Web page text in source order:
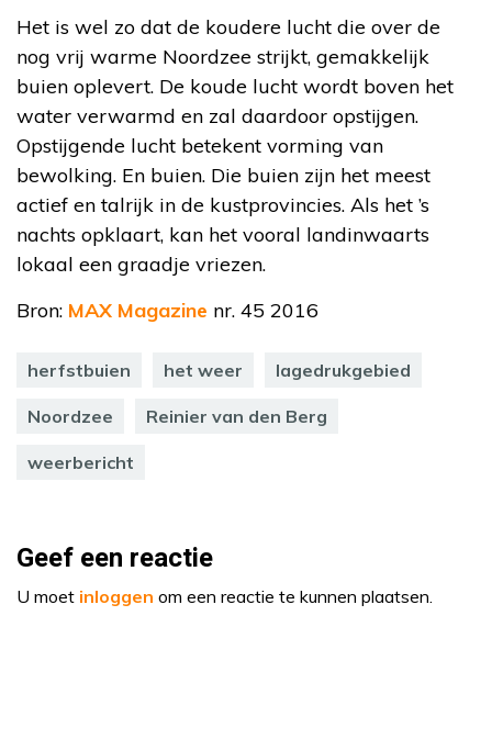
Het is wel zo dat de koudere lucht die over de
nog vrij warme Noordzee strijkt, gemakkelijk
buien oplevert. De koude lucht wordt boven het
water verwarmd en zal daardoor opstijgen.
Opstijgende lucht betekent vorming van
bewolking. En buien. Die buien zijn het meest
actief en talrijk in de kustprovincies. Als het ’s
nachts opklaart, kan het vooral landinwaarts
lokaal een graadje vriezen.
Bron: MAX Magazine nr. 45 2016
herfstbuien het weer lagedrukgebied
Noordzee Reinier van den Berg
weerbericht
Geef een reactie
U moet inloggen om een reactie te kunnen plaatsen.